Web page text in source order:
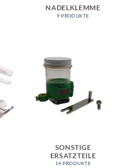
NADELKLEMME
9 PRODUKTE
SONSTIGE
ERSATZTEILE
14 PRODUKTE